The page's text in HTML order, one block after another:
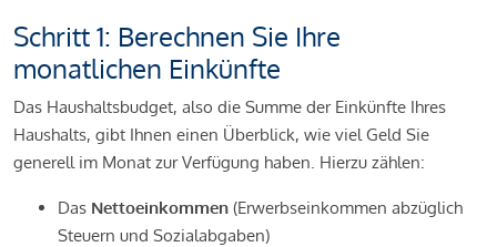
Schritt 1: Berechnen Sie Ihre
monatlichen Einkünfte
Das Haushaltsbudget, also die Summe der Einkünfte Ihres
Haushalts, gibt Ihnen einen Überblick, wie viel Geld Sie
generell im Monat zur Verfügung haben. Hierzu zählen:
Das Nettoeinkommen (Erwerbseinkommen abzüglich
Steuern und Sozialabgaben)